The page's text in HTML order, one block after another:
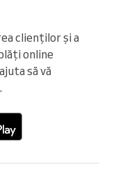
clienților și a
online
să vă